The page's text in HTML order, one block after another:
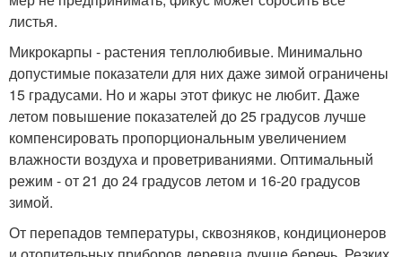
листья.
Микрокарпы - растения теплолюбивые. Минимально
допустимые показатели для них даже зимой ограничены
15 градусами. Но и жары этот фикус не любит. Даже
летом повышение показателей до 25 градусов лучше
компенсировать пропорциональным увеличением
влажности воздуха и проветриваниями. Оптимальный
режим - от 21 до 24 градусов летом и 16-20 градусов
зимой.
От перепадов температуры, сквозняков, кондиционеров